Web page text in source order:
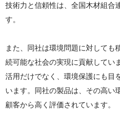
技術力と信頼性は、全国木材組合
す。
また、同社は環境問題に対しても
続可能な社会の実現に貢献してい
活用だけでなく、環境保護にも目
います。同社の製品は、その高い
顧客から高く評価されています。